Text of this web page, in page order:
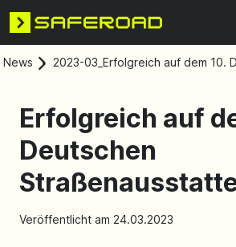
News
2023-03_Erfolgreich auf dem 10.
Erfolgreich auf
Deutschen
Veröffentlicht am 24.03.2023